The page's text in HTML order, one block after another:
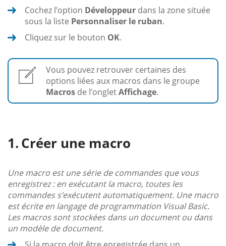
Cochez l’option Développeur dans la zone située
sous la liste Personnaliser le ruban.
Cliquez sur le bouton OK.
Vous pouvez retrouver certaines des
options liées aux macros dans le groupe
Macros de l’ongletAffichage.
Créer une macro
Une macro est une série de commandes que vous
enregistrez : en exécutant la macro, toutes les
commandes s’exécutent automatiquement. Une macro
est écrite en langage de programmation Visual Basic.
Les macros sont stockées dans un document ou dans
un modèle de document.